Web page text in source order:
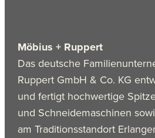
Möbius + Ruppert
Das deutsche
Ruppert GmbH & Co. KG
und fertigt hochwertige
und Schneidemaschinen
am Traditionsstandort